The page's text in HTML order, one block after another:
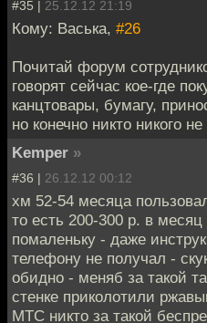
#35 | 25.12.12 21:19
Кому: Васька, #26
Почитай форум
говорят сейчас кое-где
канцтовары, бумагу,
но конечно никто никого
Kemper »
#36 | 26.12.12 00:12
хм 52-54 месяца
то есть 200-300 р. в
помаленьку - даже
телефону не получал -
обидно - меняб за такой
стенке приколотили
МТС никто за такой